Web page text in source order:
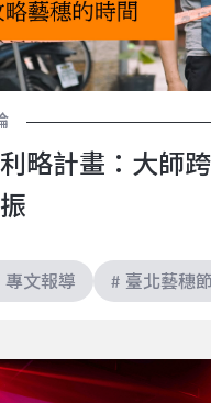
略計畫：大師
專文報導 # 臺北藝穗節
》：關於時間及空間的無